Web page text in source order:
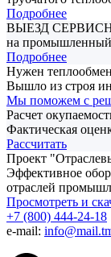
Подробнее
ВЫЕЗД
на промышленный
Подробнее
Нужен
Вышло из строя
Мы поможем с
Расчет
Фактическая
Рассчитать
Проект
Эффективное
отраслей
Просмотреть и
+7 (800) 444-24-18
e-mail: